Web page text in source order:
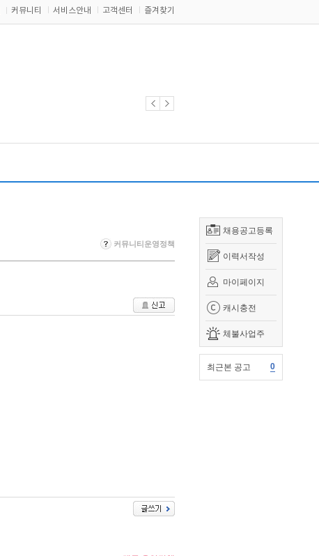
커뮤니티 서비스안내 고객센터 즐겨찾기
채용공고등록
이력서작성
마이페이지
캐시충전
체불사업주
최근본 공고 0
커뮤니티운영정책